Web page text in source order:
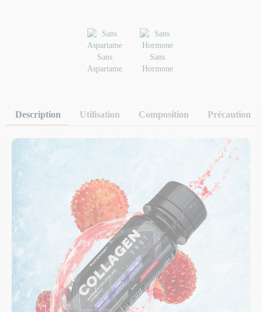
Sans
Aspartame
Sans
Hormone
Description Utilisation Composition Précaution